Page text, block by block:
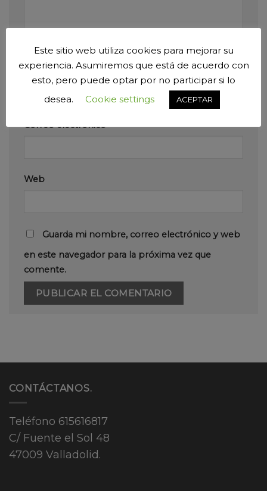
Nombre*
Correo electrónico*
Web
Guarda mi nombre, correo electrónico y web
en este navegador para la próxima vez que
comente.
CONTÁCTANOS.
Teléfono 615616817
C/ Fuente el Sol 48
47009 Valladolid.
Este sitio web utiliza cookies para mejorar su
experiencia. Asumiremos que está de acuerdo con
esto, pero puede optar por no participar si lo
desea.
Cookie settings ACEPTAR